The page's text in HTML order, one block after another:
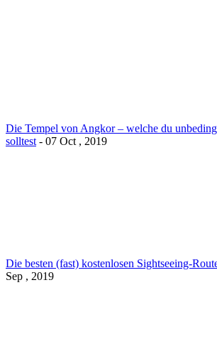
Die Tempel von Angkor – welche du
solltest - 07 Oct , 2019
Die besten (fast) kostenlosen Sightseeing-
Sep , 2019